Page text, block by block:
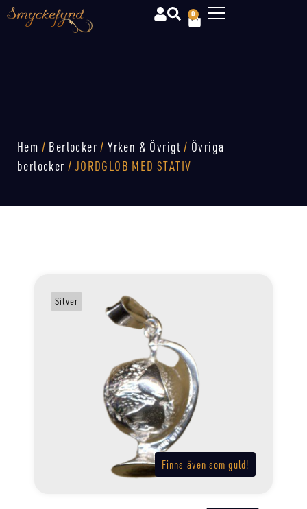
0
Hem / Berlocker /Yrken & Övrigt / Övriga
berlocker / JORDGLOB MED STATIV
Finns även som guld!
Silver